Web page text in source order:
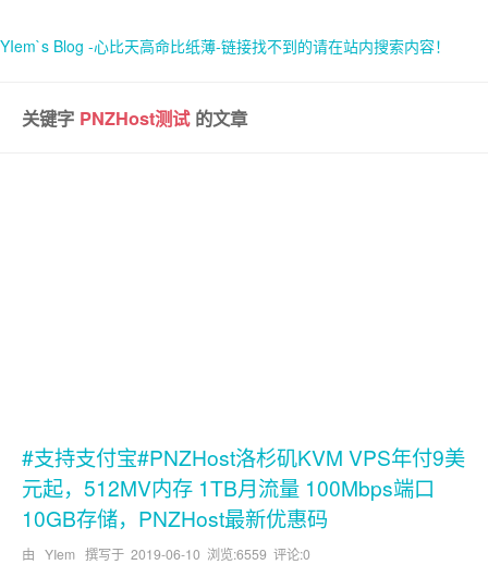
YIem`s Blog -心比天高命比纸薄-链接找不到的请在站内搜索内容！
首页
关键字 PNZHost测试 的文章
#支持支付宝#PNZHost洛杉矶KVM VPS年付9美
元起，512MV内存 1TB月流量 100Mbps端口
10GB存储，PNZHost最新优惠码
由 YIem 撰写于 2019-06-10 浏览:6559 评论:0